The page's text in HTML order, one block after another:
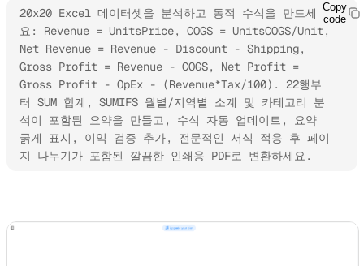
20x20 Excel 데이터셋을 분석하고 동적 수식을 만드세
요: Revenue = UnitsPrice, COGS = UnitsCOGS/Unit,
Net Revenue = Revenue - Discount - Shipping,
Gross Profit = Revenue - COGS, Net Profit =
Gross Profit - OpEx - (Revenue*Tax/100). 22행부
터 SUM 합계, SUMIFS 월별/지역별 소계 및 카테고리 분
석이 포함된 요약을 만들고, 수식 자동 업데이트, 요약
굵게 표시, 이익 검증 추가, 전문적인 서식 적용 후 페이
지 나누기가 포함된 깔끔한 인쇄용 PDF로 변환하세요.
Copy
code